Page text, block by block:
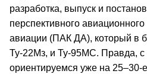
разработка, выпуск и
перспективного
авиации (ПАК ДА), который в
Ту-22Мз, и Ту-95МС. Правда, с
ориентируемся уже на 25–30-